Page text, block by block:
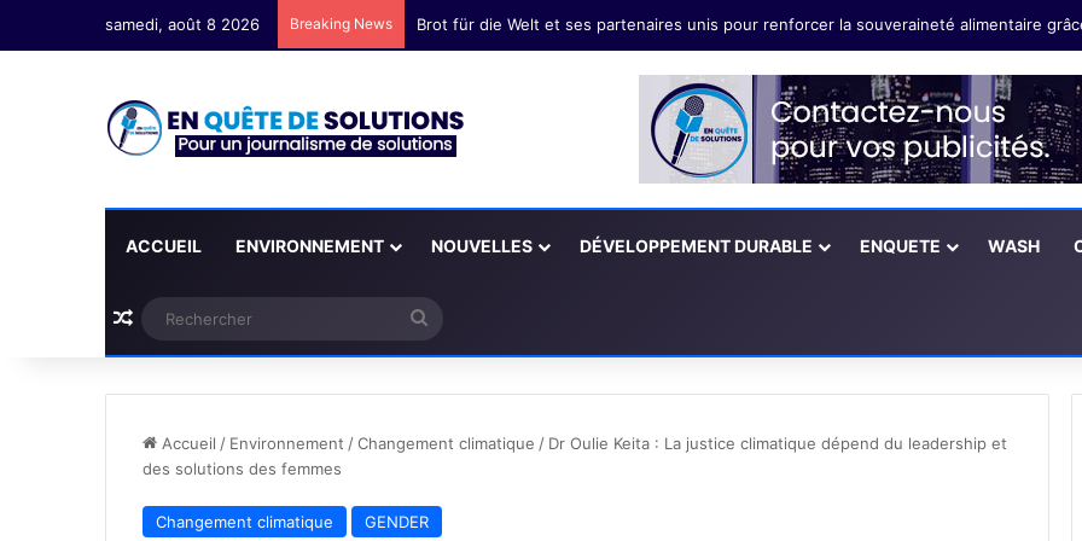
samedi, août 8 2026 Breaking News Yvan Lionnel Youmssi Eya: Il faut valoriser les innovations technologiques paysannes
ACCUEIL ENVIRONNEMENT NOUVELLES DÉVELOPPEMENT DURABLE ENQUETE WASH
Plus d'articles
Accueil / Environnement /Changement climatique / Dr Oulie Keita : La justice climatique dépend du leadership et
des solutions des femmes
Changement climatique GENDER